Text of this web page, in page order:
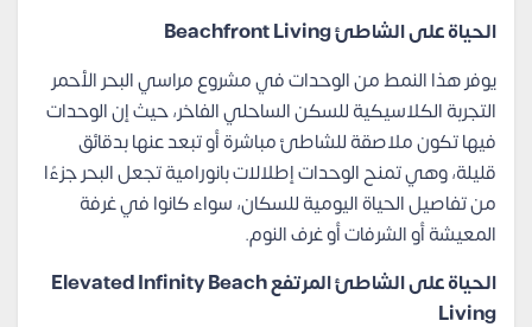
الحياة على الشاطئBeachfront Living
يوفر هذا النمط من الوحدات في مشروع مراسي البحر الأحمر
التجربة الكلاسيكية للسكن الساحلي الفاخر، حيث إن الوحدات
فيها تكون ملاصقة للشاطئ مباشرة أو تبعد عنها بدقائق
قليلة، وهي تمنح الوحدات إطلالات بانورامية تجعل البحر جزءًا
من تفاصيل الحياة اليومية للسكان، سواء كانوا في غرفة
المعيشة أو الشرفات أو غرف النوم.
الحياة على الشاطئ المرتفعElevated Infinity Beach
Living